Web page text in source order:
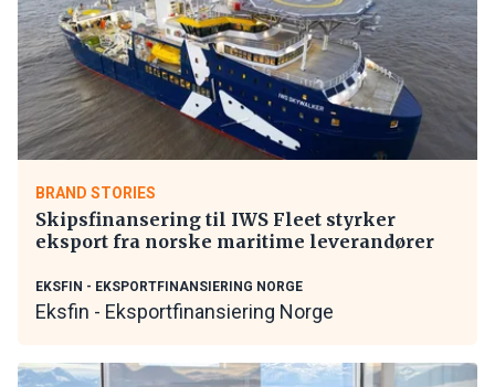
BRAND STORIES
Skipsfinansering til IWS Fleet styrker
eksport fra norske maritime leverandører
EKSFIN - EKSPORTFINANSIERING NORGE
Eksfin - Eksportfinansiering Norge